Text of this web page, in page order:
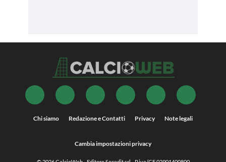
Chi siamo Redazione e Contatti Privacy Note legali
Cambia impostazioni privacy